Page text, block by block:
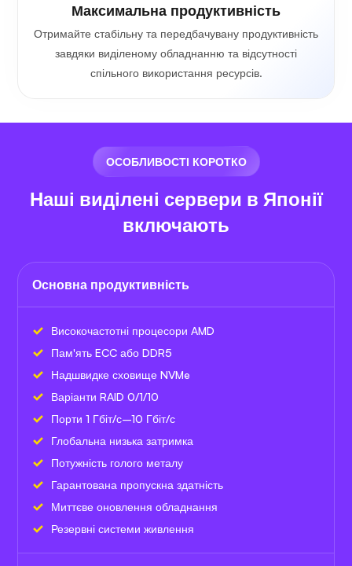
Максимальна продуктивність
Отримайте стабільну та передбачувану продуктивність
завдяки виділеному обладнанню та відсутності
спільного використання ресурсів.
ОСОБЛИВОСТІ КОРОТКО
Наші виділені сервери в Японії
включають
Основна продуктивність
Високочастотні процесори AMD
Пам'ять ECC або DDR5
Надшвидке сховище NVMe
Варіанти RAID 0/1/10
Порти 1 Гбіт/с–10 Гбіт/с
Глобальна низька затримка
Потужність голого металу
Гарантована пропускна здатність
Миттєве оновлення обладнання
Резервні системи живлення